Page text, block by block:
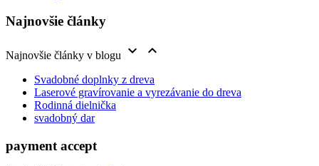
Najnovšie články
Najnovšie články v blogu  
Svadobné doplnky z dreva
Laserové gravírovanie a vyrezávanie do dreva
Rodinná dielnička
svadobný dar
payment accept